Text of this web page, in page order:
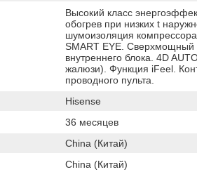
Высокий класс
обогрев при низких t
шумоизоляция
SMART EYE. Сверхмощный
внутреннего блока. 4D
жалюзи). Функция iFeel.
проводного пульта.
Hisense
36 месяцев
China (Китай)
China (Китай)